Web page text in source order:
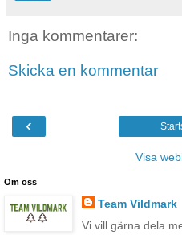
Inga kommentarer:
Skicka en kommentar
‹
Visa
Om oss
Team Vildmark
Vi vill gärna dela